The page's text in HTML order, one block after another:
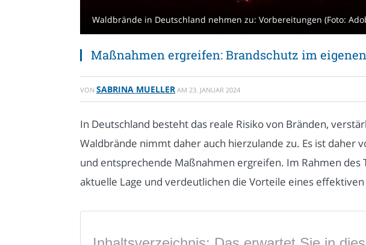
Waldbrände in Deutschland nehmen zu: Vorbereitungen (Foto:
Maßnahmen ergreifen: Brandschutz im
VON SABRINA MUELLER AM 23. JANUAR 2024
In Deutschland besteht das reale Risiko von Bränden,
Waldbrände nimmt daher auch hierzulande zu. Es ist
und entsprechende Maßnahmen ergreifen. Im Rahmen des
aktuelle Lage und verdeutlichen die Vorteile eines